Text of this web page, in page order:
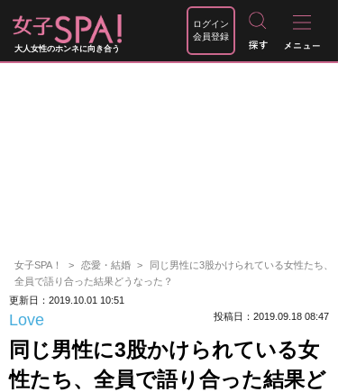
大人女性のホンネに向き合う
ログイン
会員登録
女子SPA！ 恋愛・結婚
同じ男性に3股かけられている女性たち、
全員で語り合った結果どうなった？
更新日：2019.10.01 10:51
Love 投稿日：2019.09.18 08:47
同じ男性に3股かけられている女
性たち、全員で語り合った結果ど